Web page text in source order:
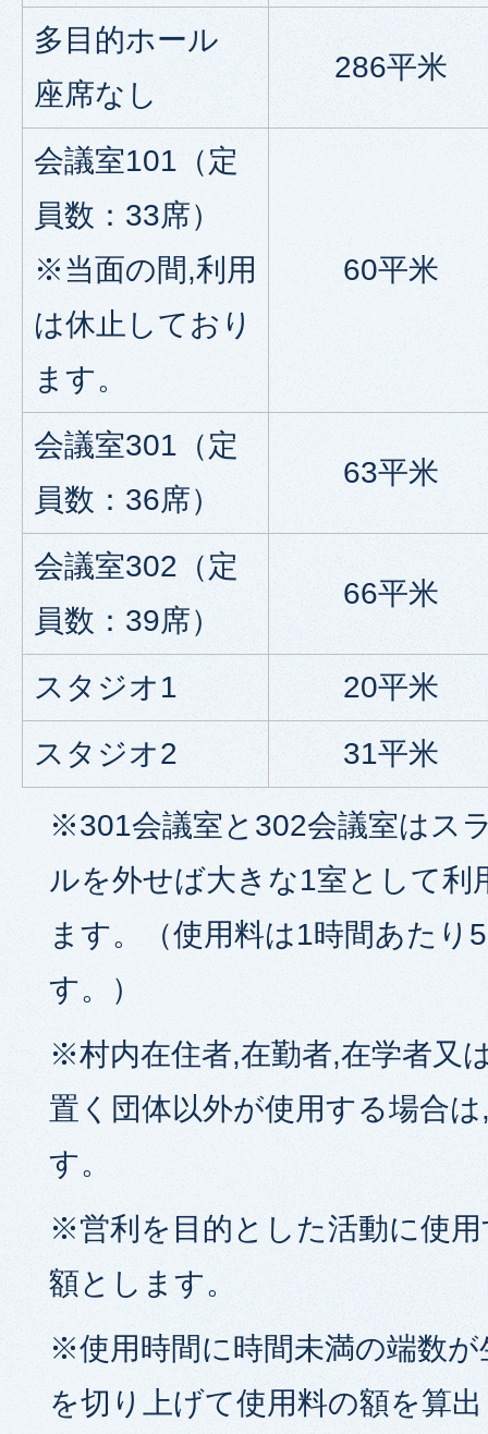
多目的ホール
座席なし
286平米
会議室101（定
員数：33席）
※当面の間,利用
は休止しており
ます。
60平米
会議室301（定
員数：36席）
63平米
会議室302（定
員数：39席）
66平米
スタジオ1
20平米
スタジオ2
31平米
※301会議室と302会議室はス
ルを外せば大きな1室として利
ます。（使用料は1時間あたり
す。）
※村内在住者,在勤者,在学者又
置く団体以外が使用する場合
す。
※営利を目的とした活動に使
額とします。
※使用時間に時間未満の端数
を切り上げて使用料の額を算